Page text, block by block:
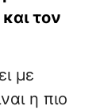
τον
με
η πιο